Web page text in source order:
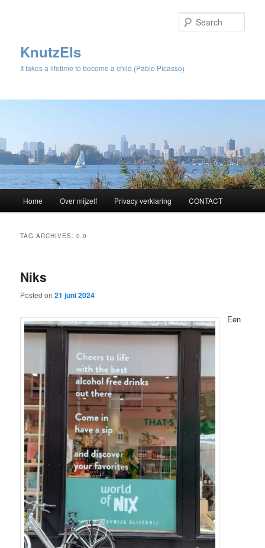
KnutzEls
It takes a lifetime to become a child (Pablo Picasso)
Skip
content
Skip
content
Home Over mijzelf Privacy verklaring CONTACT
TAG ARCHIVES:0.0
Niks
Posted on21 juni 2024
Een